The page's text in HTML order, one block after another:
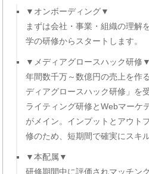
▼オンボーディング▼
まずは会社・事業・組織の理解
学の研修からスタートします。
▼メディアグロースハック研修▼
年間数千万～数億円の売上を作
ディアグロースハック研修」を
ライティング研修とWebマーケ
がメイン。インプットとアウト
修のため、短期間で確実にスキ
▼本配属▼
研修期間中に評価されマッチン